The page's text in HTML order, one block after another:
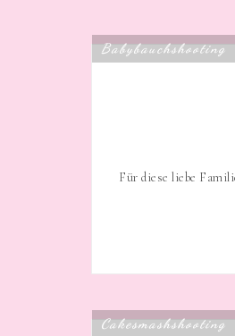
Babybauchshooting
Für diese liebe
Cakesmashshooting